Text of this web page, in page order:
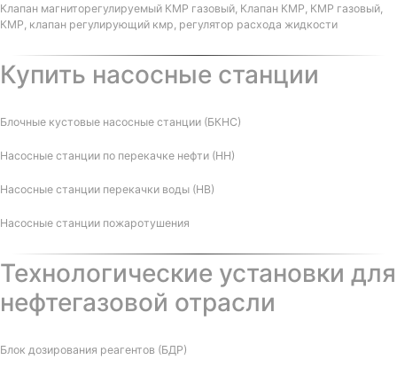
Клапан магниторегулируемый КМР газовый, Клапан КМР, КМР газовый,
КМР, клапан регулирующий кмр, регулятор расхода жидкости
Купить насосные станции
Блочные кустовые насосные станции (БКНС)
Насосные станции по перекачке нефти (НН)
Насосные станции перекачки воды (НВ)
Насосные станции пожаротушения
Технологические установки для
нефтегазовой отрасли
Блок дозирования реагентов (БДР)